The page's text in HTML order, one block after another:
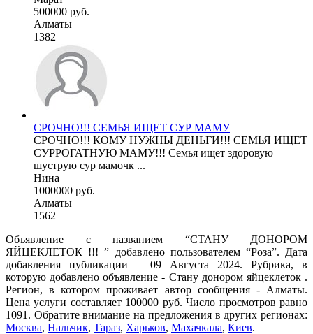
500000 руб.
Алматы
1382
СРОЧНО!!! СЕМЬЯ ИЩЕТ СУР МАМУ
СРОЧНО!!! КОМУ НУЖНЫ ДЕНЬГИ!!! СЕМЬЯ ИЩЕТ
СУРРОГАТНУЮ МАМУ!!! Семья ищет здоровую
шуструю сур мамочк ...
Нина
1000000 руб.
Алматы
1562
Объявление с названием “СТАНУ ДОНОРОМ
ЯЙЦЕКЛЕТОК !!! ” добавлено пользователем “Роза”. Дата
добавления публикации – 09 Августа 2024. Рубрика, в
которую добавлено объявление - Стану донором яйцеклеток .
Регион, в котором проживает автор сообщения - Алматы.
Цена услуги составляет 100000 руб. Число просмотров равно
1091. Обратите внимание на предложения в других регионах:
Москва, Нальчик, Тараз, Харьков, Махачкала, Киев.